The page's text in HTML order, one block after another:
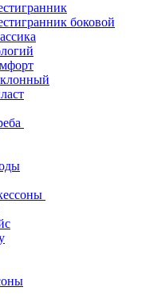
боковой